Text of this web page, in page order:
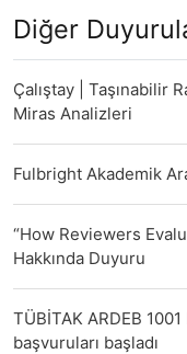
Diğer
Çalıştay | Taşınabilir
Miras Analizleri
Fulbright Akademik
“How Reviewers
Hakkında Duyuru
TÜBİTAK ARDEB 1001
başvuruları başladı